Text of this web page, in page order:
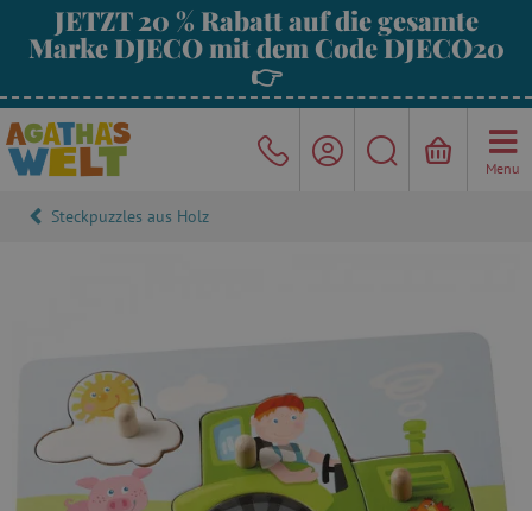
JETZT 20 % Rabatt auf die gesamte
Marke DJECO mit dem Code DJECO20
👉
Menu
Steckpuzzles aus Holz